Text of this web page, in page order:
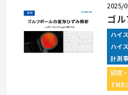
2025/
ゴ
ハイ
ハイ
計測
研究
TMX